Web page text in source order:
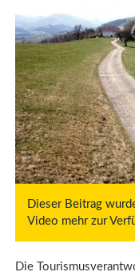
Dieser Beitrag
Video mehr zur
Die